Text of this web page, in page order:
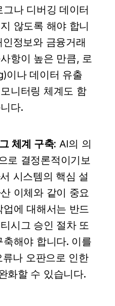
나 디버깅 데이터
않도록 해야 합니
정보와 금융거래
항이 높은 만큼, 로
이나 데이터 유출
니터링 체계도 함
다.
체계 구축: AI의 의
로 결정론적이기보
시스템의 핵심 설
이체와 같이 중요
에 대해서는 반드
시그 승인 절차 또
해야 합니다. 이를
나 오판으로 인한
화할 수 있습니다.